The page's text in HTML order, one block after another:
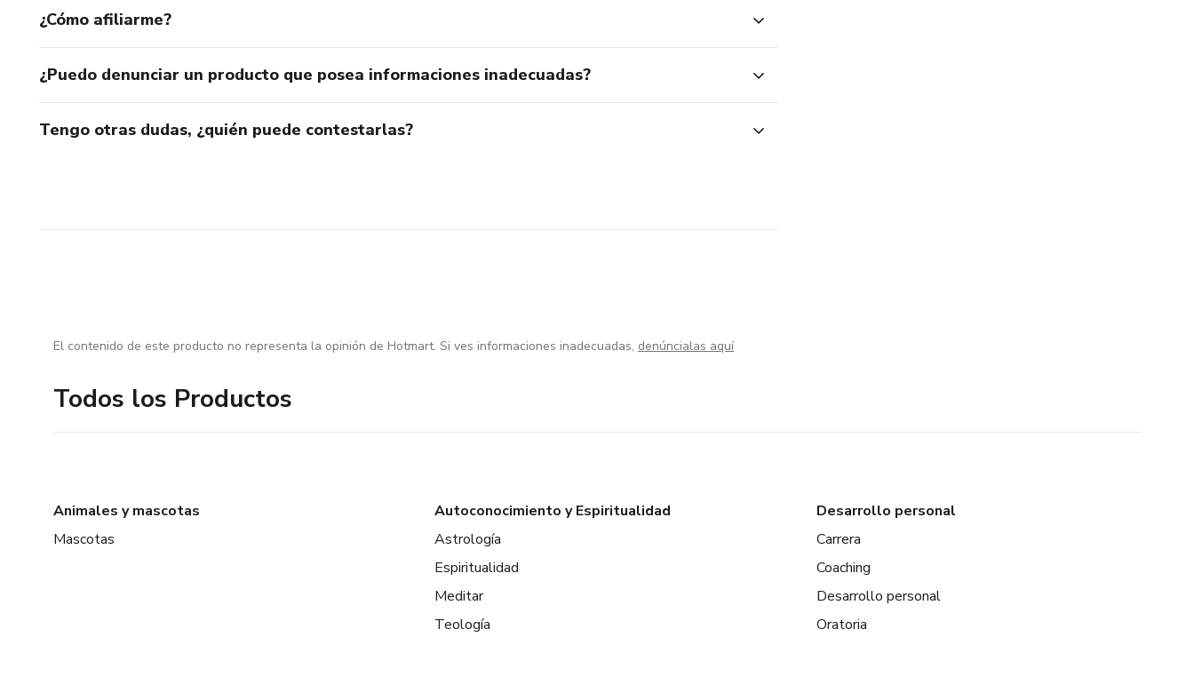
¿Cómo afiliarme?
¿Puedo denunciar un producto que posea informaciones inadecuadas?
Tengo otras dudas, ¿quién puede contestarlas?
El contenido de este producto no representa la opinión de Hotmart. Si ves informaciones inadecuadas, denúncialas aquí
Todos los Productos
Animales y mascotas
Mascotas
Autoconocimiento y Espiritualidad
Astrología
Espiritualidad
Meditar
Teología
Desarrollo personal
Carrera
Coaching
Desarrollo personal
Oratoria